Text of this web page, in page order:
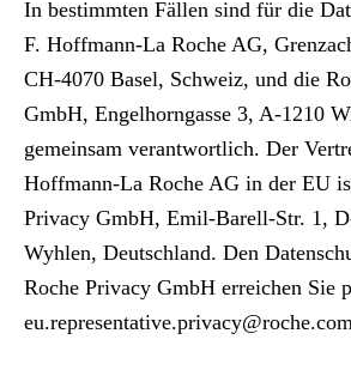
In bestimmten Fällen sind für die
F. Hoffmann-La Roche AG,
CH-4070 Basel, Schweiz, und die
GmbH, Engelhorngasse 3, A-1210
gemeinsam verantwortlich. Der
Hoffmann-La Roche AG in der EU
Privacy GmbH, Emil-Barell-Str. 1,
Wyhlen, Deutschland. Den
Roche Privacy GmbH erreichen Sie